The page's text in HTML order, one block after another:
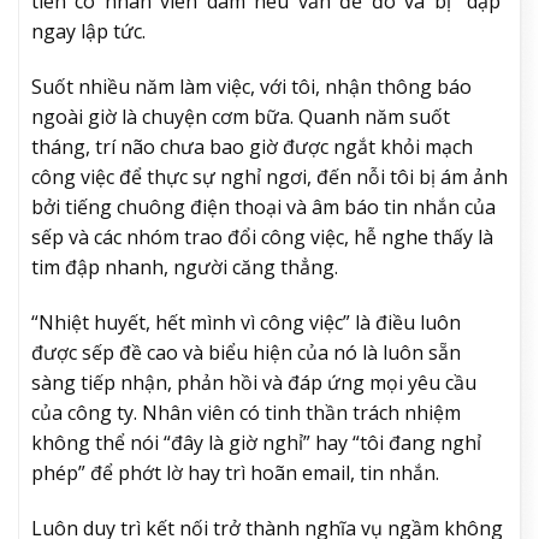
ngay lập tức.
Suốt nhiều năm làm việc, với tôi, nhận thông báo
ngoài giờ là chuyện cơm bữa. Quanh năm suốt
tháng, trí não chưa bao giờ được ngắt khỏi mạch
công việc để thực sự nghỉ ngơi, đến nỗi tôi bị ám ảnh
bởi tiếng chuông điện thoại và âm báo tin nhắn của
sếp và các nhóm trao đổi công việc, hễ nghe thấy là
tim đập nhanh, người căng thẳng.
“Nhiệt huyết, hết mình vì công việc” là điều luôn
được sếp đề cao và biểu hiện của nó là luôn sẵn
sàng tiếp nhận, phản hồi và đáp ứng mọi yêu cầu
của công ty. Nhân viên có tinh thần trách nhiệm
không thể nói “đây là giờ nghỉ” hay “tôi đang nghỉ
phép” để phớt lờ hay trì hoãn email, tin nhắn.
Luôn duy trì kết nối trở thành nghĩa vụ ngầm không